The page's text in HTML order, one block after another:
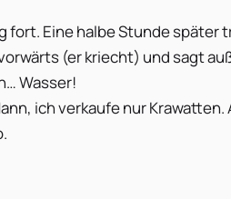
fort. Eine halbe Stunde später
(er kriecht) und sagt
Wasser!
ich verkaufe nur